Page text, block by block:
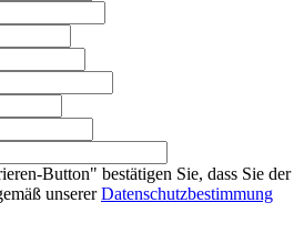
Button" bestätigen Sie, dass Sie der
unsererDatenschutzbestimmung